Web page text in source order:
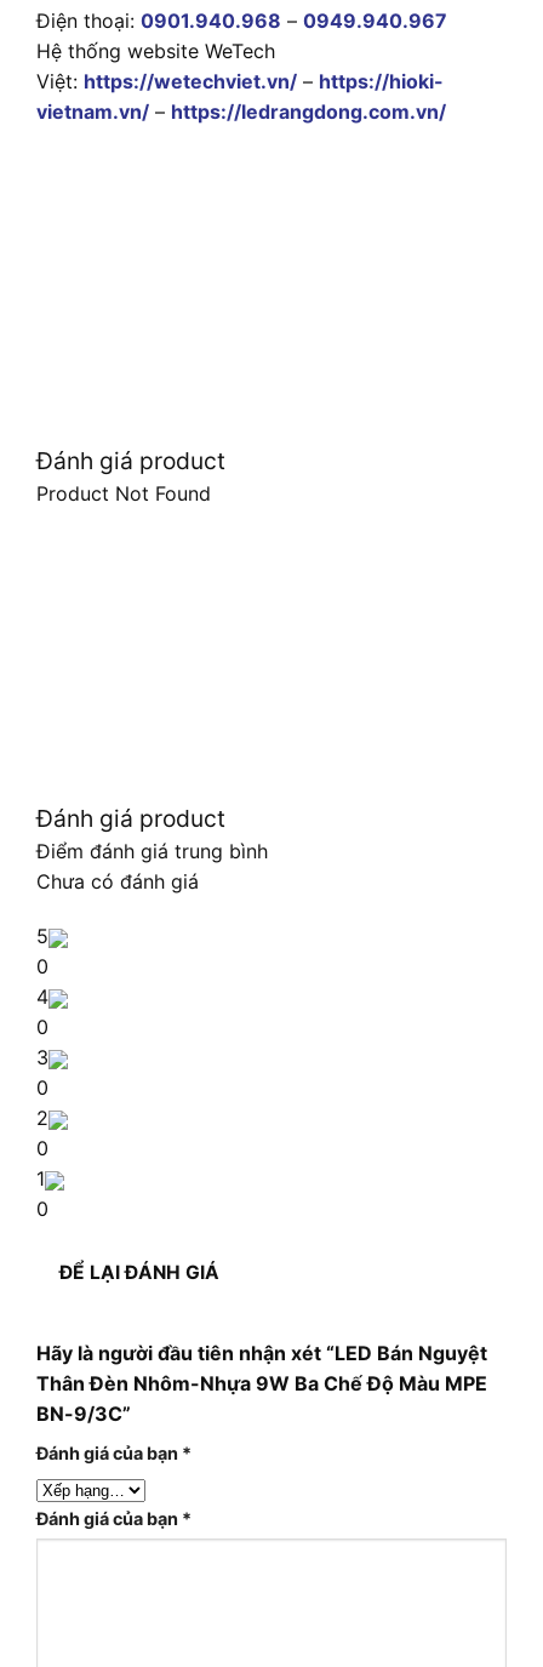
Điện thoại: 0901.940.968 – 0949.940.967
Hệ thống website WeTech
Việt: https://wetechviet.vn/ – https://hioki-
vietnam.vn/ – https://ledrangdong.com.vn/
Đánh giá product
Product Not Found
Đánh giá product
Điểm đánh giá trung bình
Chưa có đánh giá
5
0
4
0
3
0
2
0
1
0
ĐỂ LẠI ĐÁNH GIÁ
Hãy là người đầu tiên nhận xét “LED Bán Nguyệt
Thân Đèn Nhôm-Nhựa 9W Ba Chế Độ Màu MPE
BN-9/3C”
Đánh giá của bạn *
Đánh giá của bạn *